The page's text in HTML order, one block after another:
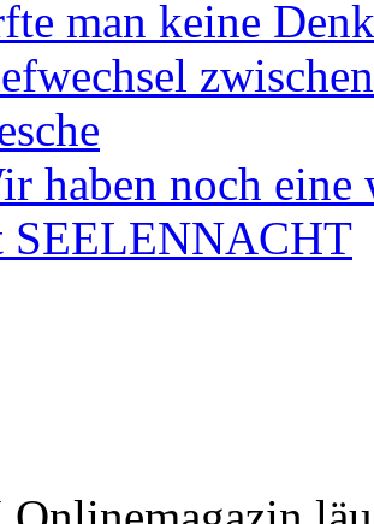
man keine
haben noch
SEELENNACHT